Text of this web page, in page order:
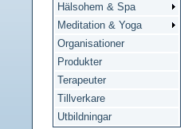
Hälsohem & Spa
Meditation & Yoga
Organisationer
Produkter
Terapeuter
Tillverkare
Utbildningar